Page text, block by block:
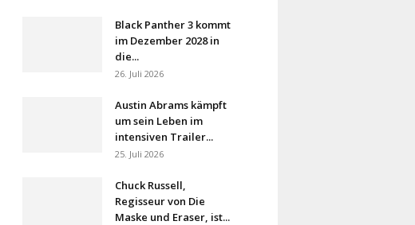
Black Panther 3 kommt
im Dezember 2028 in
die...
26. Juli 2026
Austin Abrams kämpft
um sein Leben im
intensiven Trailer...
25. Juli 2026
Chuck Russell,
Regisseur von Die
Maske und Eraser, ist...